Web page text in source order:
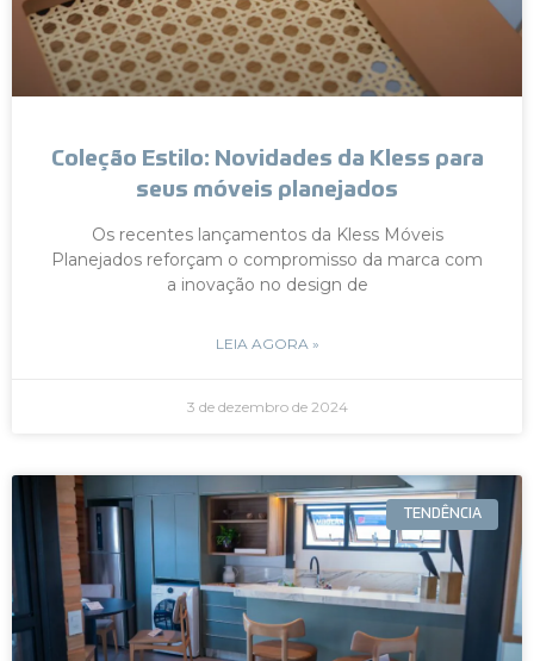
Coleção Estilo: Novidades da Kless para
seus móveis planejados
Os recentes lançamentos da Kless Móveis
Planejados reforçam o compromisso da marca com
a inovação no design de
LEIA AGORA »
3 de dezembro de 2024
TENDÊNCIA